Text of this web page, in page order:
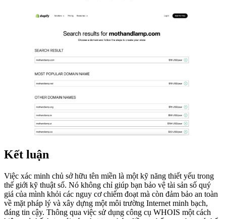
Kết luận
Việc xác minh chủ sở hữu tên miền là một kỹ năng thiết yếu trong
thế giới kỹ thuật số. Nó không chỉ giúp bạn bảo vệ tài sản số quý
giá của mình khỏi các nguy cơ chiếm đoạt mà còn đảm bảo an toàn
về mặt pháp lý và xây dựng một môi trường Internet minh bạch,
đáng tin cậy. Thông qua việc sử dụng công cụ WHOIS một cách